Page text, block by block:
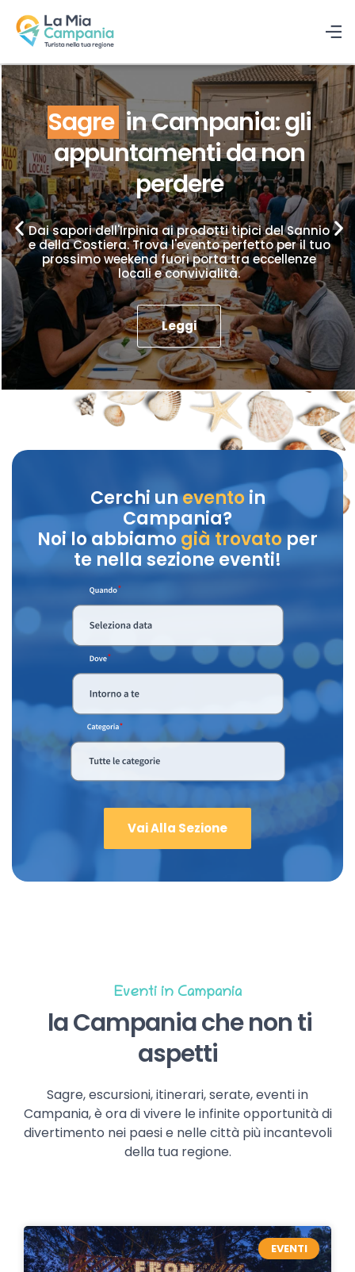
Sagre in Campania: gli
appuntamenti da non
perdere
Dai sapori dell'Irpinia ai prodotti tipici del Sannio
e della Costiera. Trova l'evento perfetto per il tuo
prossimo weekend fuori porta tra eccellenze
locali e convivialità.
Leggi
Cerchi unevento in
Campania?
Noi lo abbiamo già trovatoper
te nella sezione eventi!
Vai Alla Sezione
Eventi in Campania
la Campania che non ti
aspetti
Sagre, escursioni, itinerari, serate, eventi in
Campania, è ora di vivere le infinite opportunità di
divertimento nei paesi e nelle città più incantevoli
della tua regione.
EVENTI